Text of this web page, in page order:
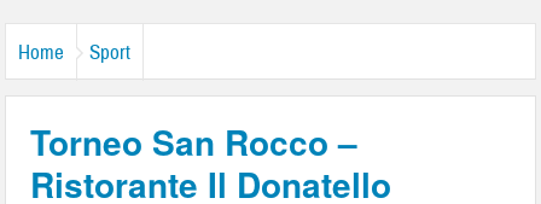
Home Sport
Torneo San Rocco –
Ristorante Il Donatello